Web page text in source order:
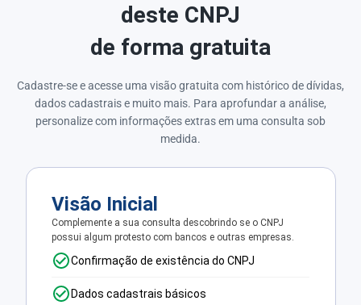
deste CNPJ
de forma gratuita
Cadastre-se e acesse uma visão gratuita com histórico de dívidas,
dados cadastrais e muito mais. Para aprofundar a análise,
personalize com informações extras em uma consulta sob
medida.
Visão Inicial
Complemente a sua consulta descobrindo se o CNPJ
possui algum protesto com bancos e outras empresas.
Confirmação de existência do CNPJ
Dados cadastrais básicos